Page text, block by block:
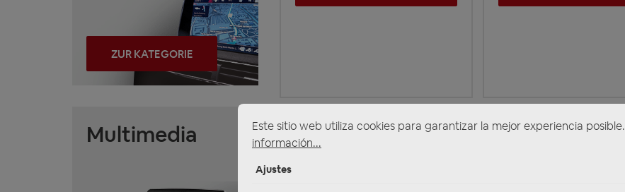
ZUR KATEGORIE
Multimedia Este sitio web utiliza cookies para garantizar la mejor experiencia posible.
información...
Ajustes